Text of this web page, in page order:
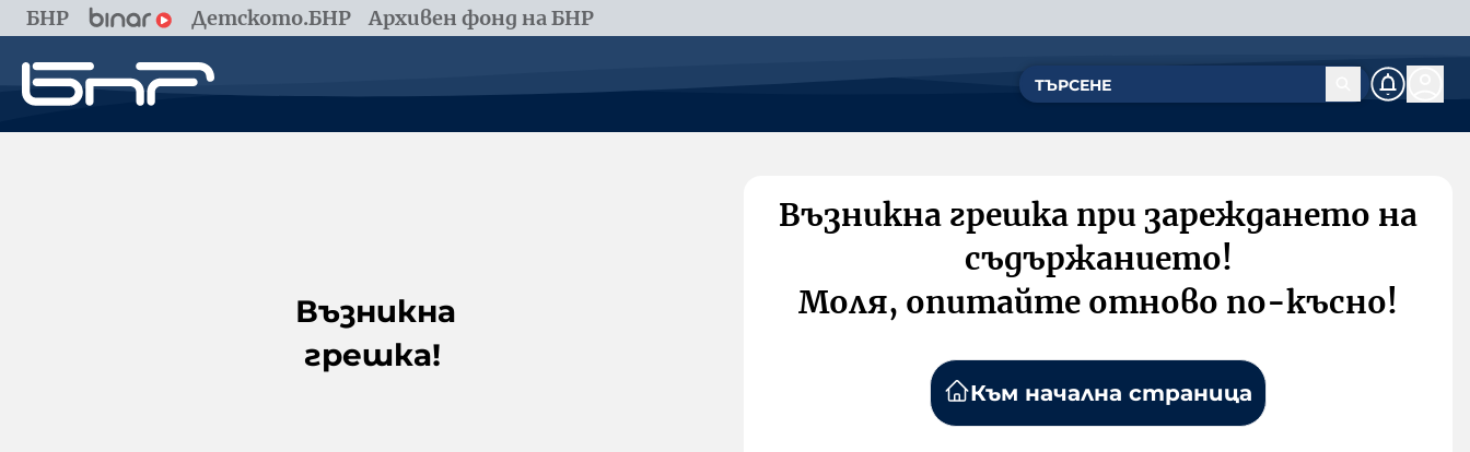
БНР Детското.БНР Архивен фонд на БНР
Възникна
грешка!
Възникна грешка при зареждането на
съдържанието!
Моля, опитайте отново по-късно!
Към начална страница